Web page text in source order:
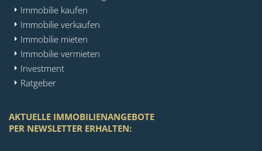
Immobilie kaufen
Immobilie verkaufen
Immobilie mieten
Immobilie vermieten
Investment
Ratgeber
AKTUELLE IMMOBILIENANGEBOTE
PER NEWSLETTER ERHALTEN: